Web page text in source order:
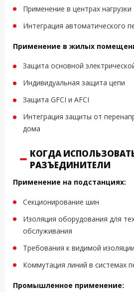
Применение в центрах нагрузки
Интеграция автоматического
Применение в жилых
Защита основной
Индивидуальная защита цепи
Защита GFCI и AFCI
Интеграция защиты от
дома
КОГДА
РАЗЪЕДИНИТЕЛИ
Применение на подстанциях:
Секционирование шин
Изоляция оборудования для
обслуживания
Требования к видимой изоляции
Коммутация линий в системах
Промышленное применение: